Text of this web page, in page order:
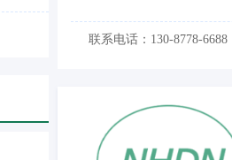
联系电话：130-8778-6688